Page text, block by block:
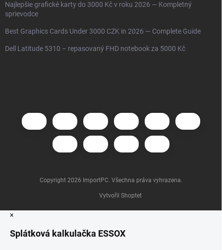
Najlepšie grafické karty do 3000 Kč v roku 2026 — Kompletný
sprievodce
Best Graphics Cards Under 3000 CZK in 2026 — Complete Guide
Dell Latitude 5310 – repasovaný FHD notebook za 5000 Kč
Vytvořil Shoptet
Copyright 2026 ImportPC. Všechna práva vyhrazena.
×
Splátková kalkulačka ESSOX